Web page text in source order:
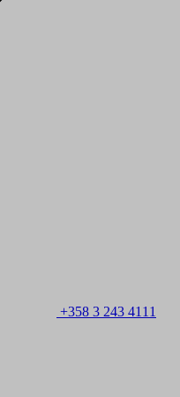
+358 3 243 4111